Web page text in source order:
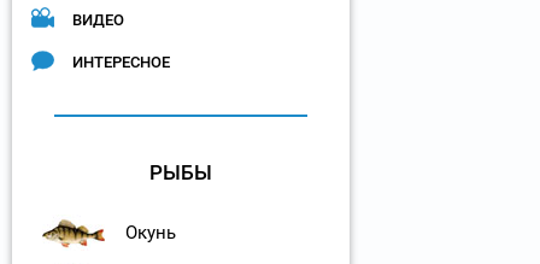
ВИДЕО
ИНТЕРЕСНОЕ
РЫБЫ
Окунь